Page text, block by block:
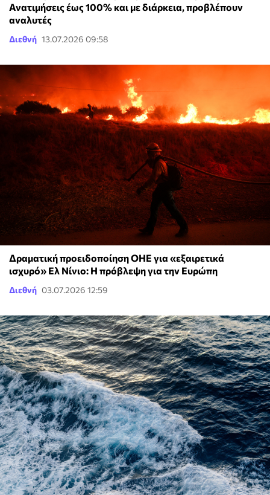
Ανατιμήσεις έως 100% και με διάρκεια, προβλέπουν
αναλυτές
Διεθνή 13.07.2026 09:58
Δραματική προειδοποίηση ΟΗΕ για «εξαιρετικά
ισχυρό» Ελ Νίνιο: Η πρόβλεψη για την Ευρώπη
Διεθνή 03.07.2026 12:59